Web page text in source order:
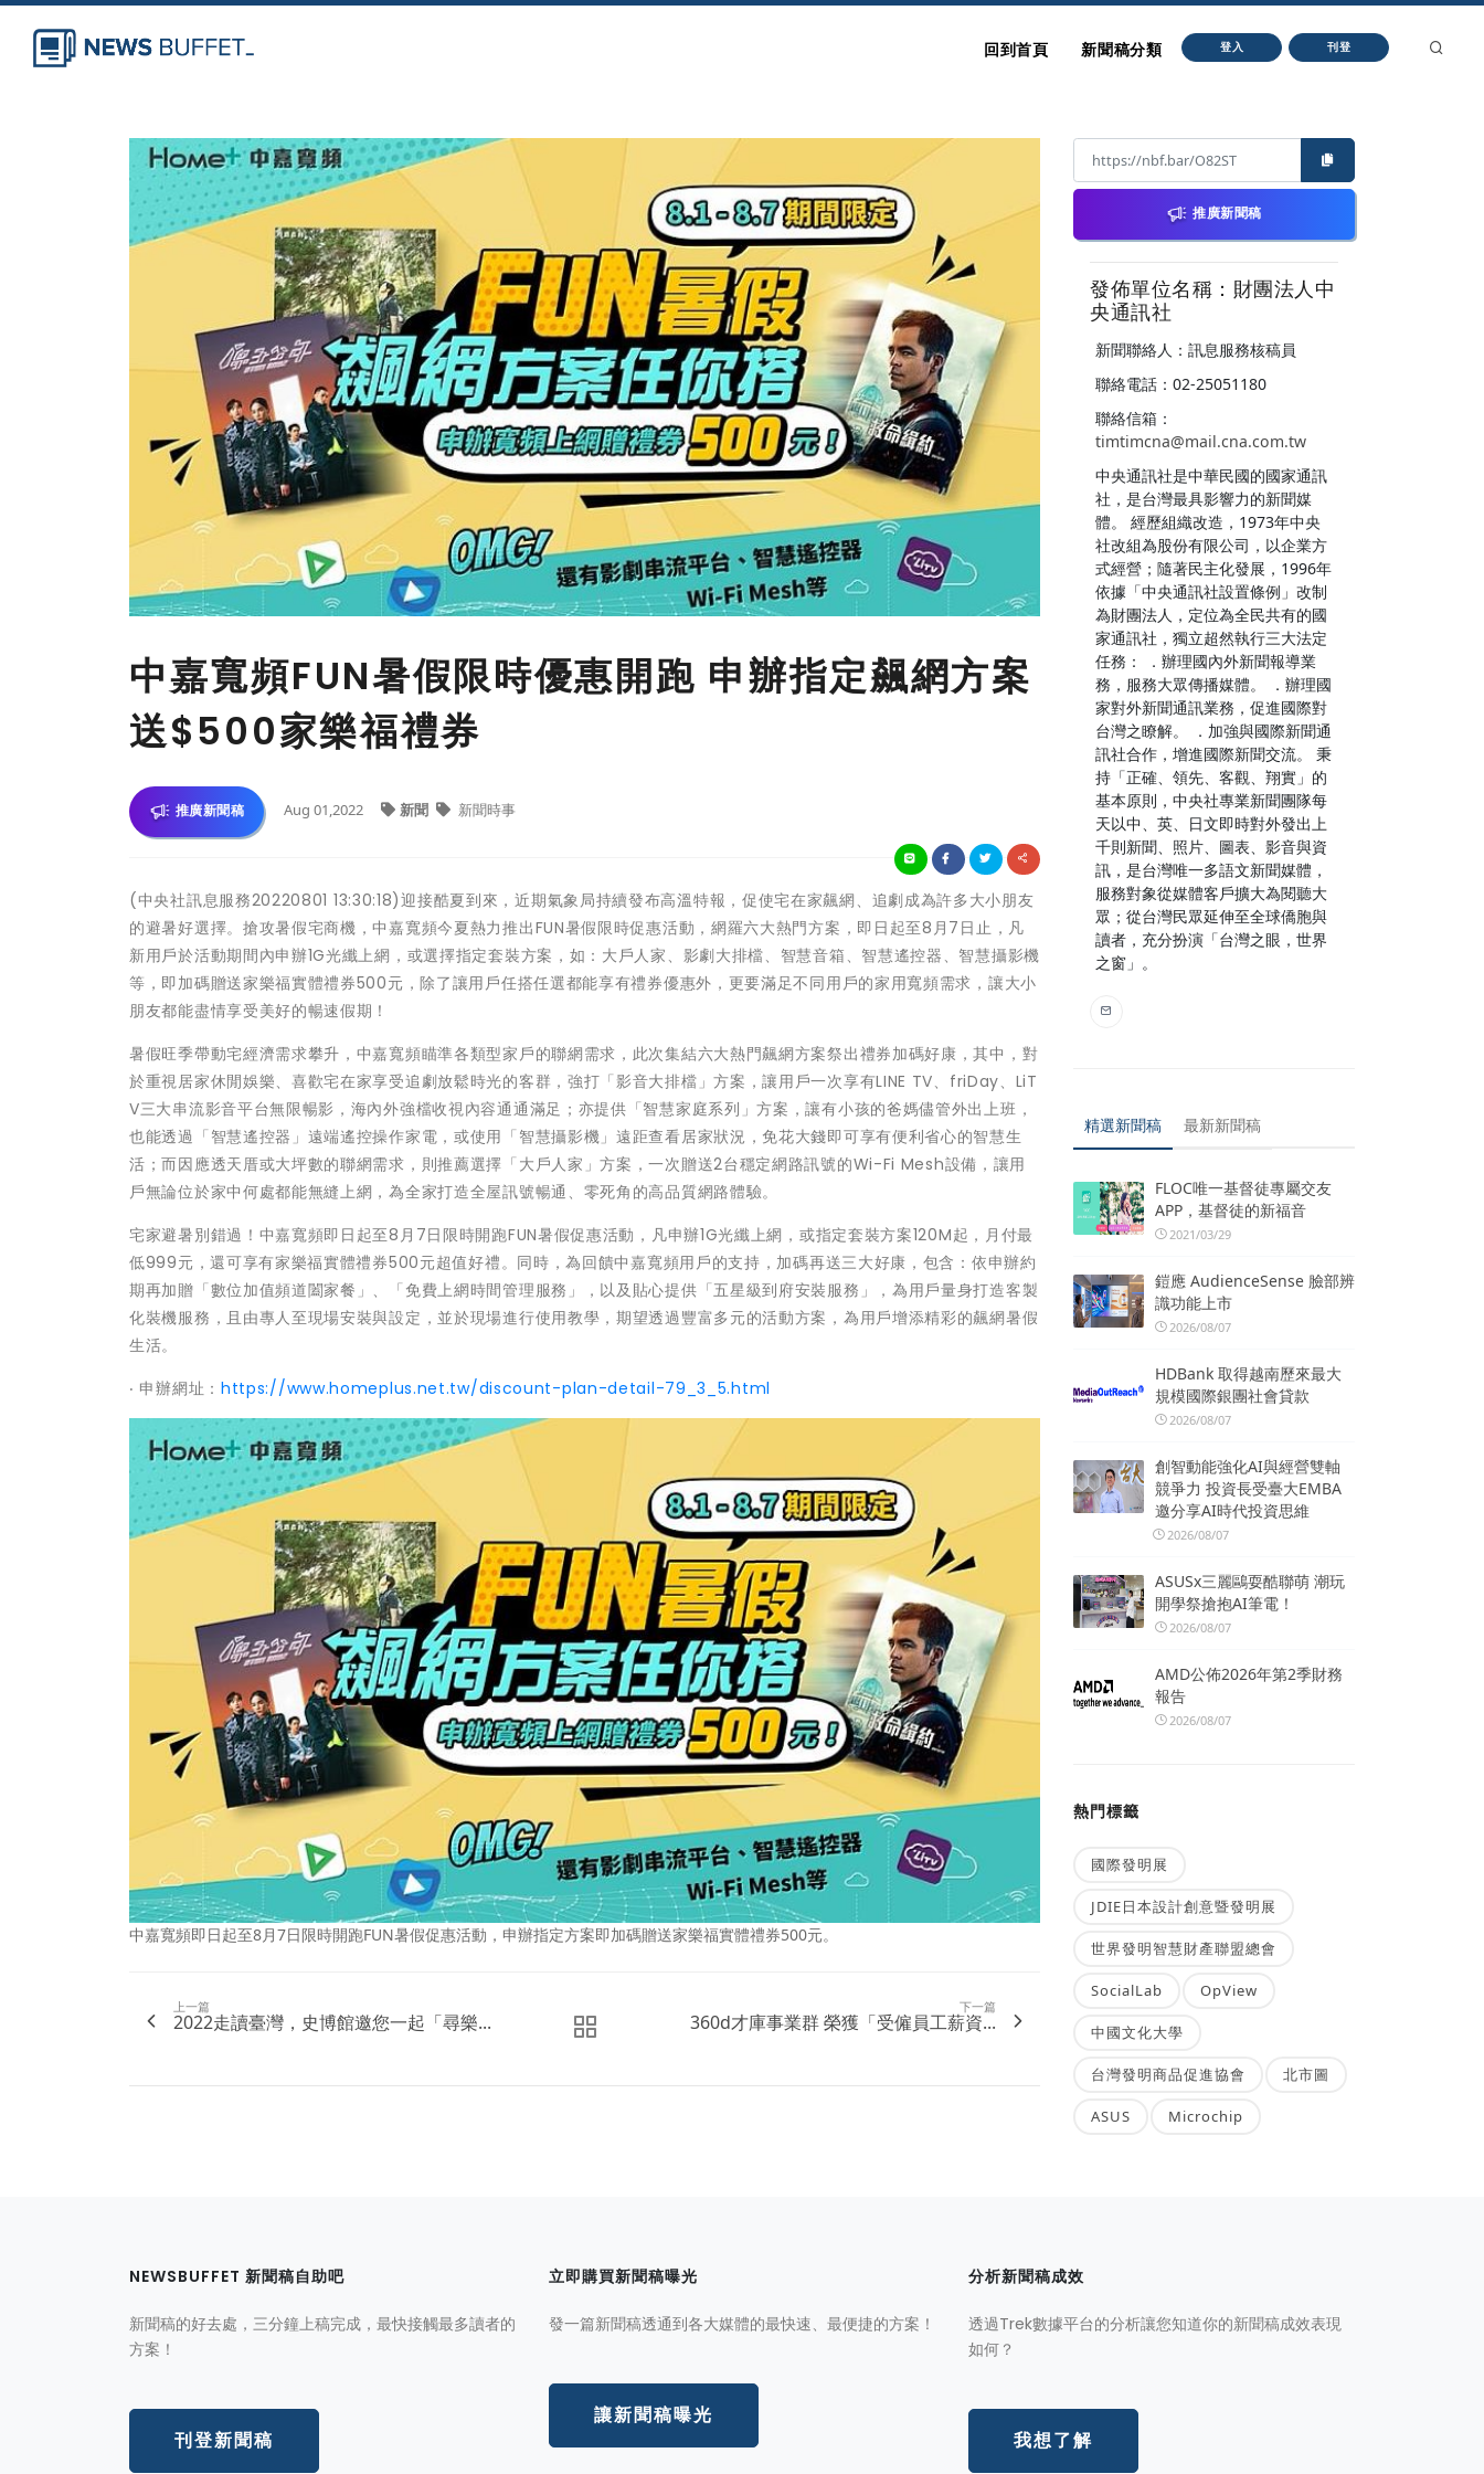
回到首頁 新聞稿分類 登入 刊登
中嘉寬頻FUN暑假限時優惠開跑 申辦指定飆網方案
送$500家樂福禮券
推廣新聞稿 Aug 01,2022 新聞 新聞時事
(中央社訊息服務20220801 13:30:18)迎接酷夏到來，近期氣象局持續發布高溫特報，促使宅在家飆網、追劇成為許多大小朋友
的避暑好選擇。搶攻暑假宅商機，中嘉寬頻今夏熱力推出FUN暑假限時促惠活動，網羅六大熱門方案，即日起至8月7日止，凡
新用戶於活動期間內申辦1G光纖上網，或選擇指定套裝方案，如：大戶人家、影劇大排檔、智慧音箱、智慧遙控器、智慧攝影機
等，即加碼贈送家樂福實體禮券500元，除了讓用戶任搭任選都能享有禮券優惠外，更要滿足不同用戶的家用寬頻需求，讓大小
朋友都能盡情享受美好的暢速假期！
暑假旺季帶動宅經濟需求攀升，中嘉寬頻瞄準各類型家戶的聯網需求，此次集結六大熱門飆網方案祭出禮券加碼好康，其中，對
於重視居家休閒娛樂、喜歡宅在家享受追劇放鬆時光的客群，強打「影音大排檔」方案，讓用戶一次享有LINE TV、friDay、LiT
V三大串流影音平台無限暢影，海內外強檔收視內容通通滿足；亦提供「智慧家庭系列」方案，讓有小孩的爸媽儘管外出上班，
也能透過「智慧遙控器」遠端遙控操作家電，或使用「智慧攝影機」遠距查看居家狀況，免花大錢即可享有便利省心的智慧生
活；而因應透天厝或大坪數的聯網需求，則推薦選擇「大戶人家」方案，一次贈送2台穩定網路訊號的Wi-Fi Mesh設備，讓用
戶無論位於家中何處都能無縫上網，為全家打造全屋訊號暢通、零死角的高品質網路體驗。
宅家避暑別錯過！中嘉寬頻即日起至8月7日限時開跑FUN暑假促惠活動，凡申辦1G光纖上網，或指定套裝方案120M起，月付最
低999元，還可享有家樂福實體禮券500元超值好禮。同時，為回饋中嘉寬頻用戶的支持，加碼再送三大好康，包含：依申辦約
期再加贈「數位加值頻道闔家餐」、「免費上網時間管理服務」，以及貼心提供「五星級到府安裝服務」，為用戶量身打造客製
化裝機服務，且由專人至現場安裝與設定，並於現場進行使用教學，期望透過豐富多元的活動方案，為用戶增添精彩的飆網暑假
生活。
‧ 申辦網址： https://www.homeplus.net.tw/discount-plan-detail-79_3_5.html
中嘉寬頻即日起至8月7日限時開跑FUN暑假促惠活動，申辦指定方案即加碼贈送家樂福實體禮券500元。
上一篇
2022走讀臺灣，史博館邀您一起「尋樂...
下一篇
360d才庫事業群 榮獲「受僱員工薪資...
推廣新聞稿
發佈單位名稱：財團法人中
央通訊社
新聞聯絡人：訊息服務核稿員
聯絡電話：02-25051180
聯絡信箱：
timtimcna@mail.cna.com.tw
中央通訊社是中華民國的國家通訊
社，是台灣最具影響力的新聞媒
體。 經歷組織改造，1973年中央
社改組為股份有限公司，以企業方
式經營；隨著民主化發展，1996年
依據「中央通訊社設置條例」改制
為財團法人，定位為全民共有的國
家通訊社，獨立超然執行三大法定
任務： ．辦理國內外新聞報導業
務，服務大眾傳播媒體。 ．辦理國
家對外新聞通訊業務，促進國際對
台灣之瞭解。 ．加強與國際新聞通
訊社合作，增進國際新聞交流。 秉
持「正確、領先、客觀、翔實」的
基本原則，中央社專業新聞團隊每
天以中、英、日文即時對外發出上
千則新聞、照片、圖表、影音與資
訊，是台灣唯一多語文新聞媒體，
服務對象從媒體客戶擴大為閱聽大
眾；從台灣民眾延伸至全球僑胞與
讀者，充分扮演「台灣之眼，世界
之窗」。
精選新聞稿 最新新聞稿
FLOC唯一基督徒專屬交友
APP，基督徒的新福音
2021/03/29
鎧應 AudienceSense 臉部辨
識功能上市
2026/08/07
HDBank 取得越南歷來最大
規模國際銀團社會貸款
2026/08/07
創智動能強化AI與經營雙軸
競爭力 投資長受臺大EMBA
邀分享AI時代投資思維
2026/08/07
ASUSx三麗鷗耍酷聯萌 潮玩
開學祭搶抱AI筆電！
2026/08/07
AMD公佈2026年第2季財務
報告
2026/08/07
熱門標籤
國際發明展
JDIE日本設計創意暨發明展
世界發明智慧財產聯盟總會
SocialLab OpView
中國文化大學
台灣發明商品促進協會 北市圖
ASUS Microchip
NEWSBUFFET 新聞稿自助吧
新聞稿的好去處，三分鐘上稿完成，最快接觸最多讀者的
方案！
刊登新聞稿
立即購買新聞稿曝光
發一篇新聞稿透通到各大媒體的最快速、最便捷的方案！
讓新聞稿曝光
分析新聞稿成效
透過Trek數據平台的分析讓您知道你的新聞稿成效表現
如何？
我想了解